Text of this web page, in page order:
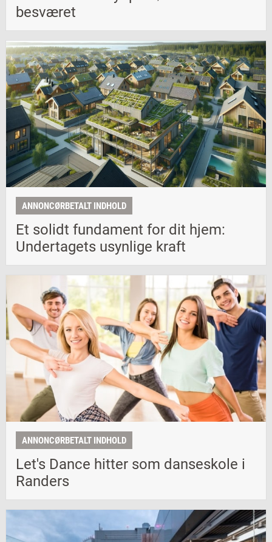
besværet
ANNONCØRBETALT INDHOLD
Et solidt fundament for dit hjem:
Undertagets usynlige kraft
ANNONCØRBETALT INDHOLD
Let's Dance hitter som danseskole i
Randers